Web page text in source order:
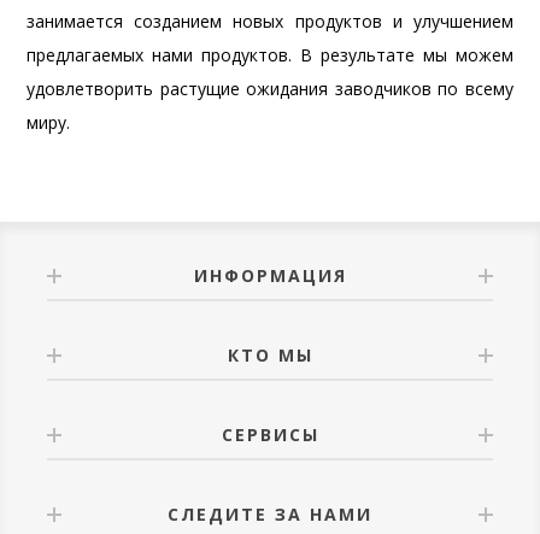
занимается созданием новых продуктов и улучшением
предлагаемых нами продуктов. В результате мы можем
удовлетворить растущие ожидания заводчиков по всему
миру.
ИНФОРМАЦИЯ
КТО МЫ
СЕРВИСЫ
СЛЕДИТЕ ЗА НАМИ